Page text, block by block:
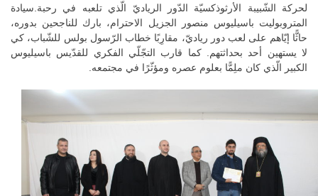
لحركة الشّبيبة الأرثوذكسيّة الدّور الرياديّ الّذي تلعبه في رحبة.سيادة
المتروبوليت باسيليوس منصور الجزيل الاحترام، بارك للناجحين بدوره،
حاثًّا إيّاهم على لعب دور رياديّ، مقارِبًا خطاب الرّسول بولس للشّباب، كي
لا يستهين أحد بحداثتهم. كما قارب التجّلّي الفكري للقدّيس باسيليوس
الكبير الّذي كان ملِمًّا بعلوم عصره ومؤثّرًا في مجتمعه.